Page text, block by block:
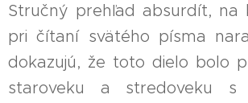
Stručný prehľad absurdít, na
pri čítaní svätého písma
dokazujú, že toto dielo bolo
staroveku a stredoveku s